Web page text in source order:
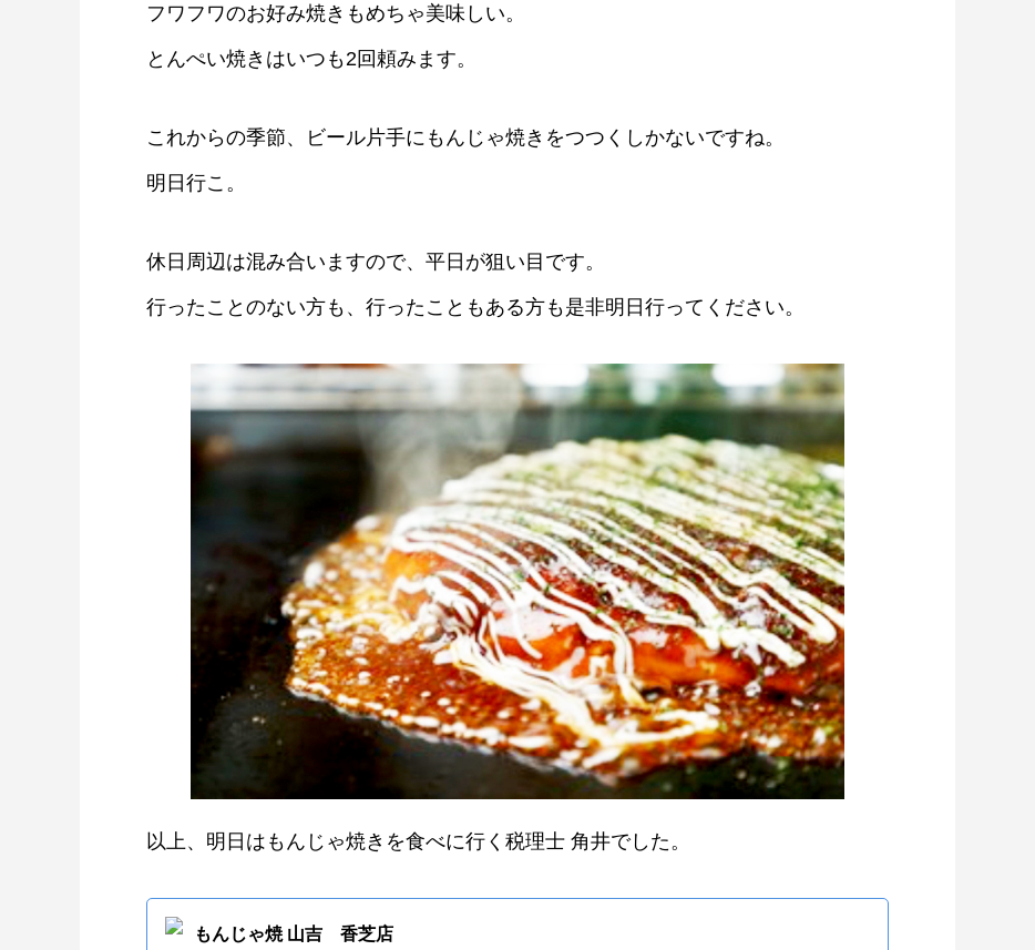
フワフワのお好み焼きもめちゃ美味しい。
とんぺい焼きはいつも2回頼みます。
これからの季節、ビール片手にもんじゃ焼きをつつくしかないですね。
明日行こ。
休日周辺は混み合いますので、平日が狙い目です。
行ったことのない方も、行ったこともある方も是非明日行ってください。
以上、明日はもんじゃ焼きを食べに行く税理士 角井でした。
もんじゃ焼 山吉 香芝店